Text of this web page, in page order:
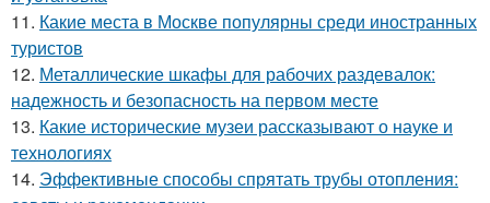
11. Какие места в Москве популярны среди иностранных
туристов
12. Металлические шкафы для рабочих раздевалок:
надежность и безопасность на первом месте
13. Какие исторические музеи рассказывают о науке и
технологиях
14. Эффективные способы спрятать трубы отопления: